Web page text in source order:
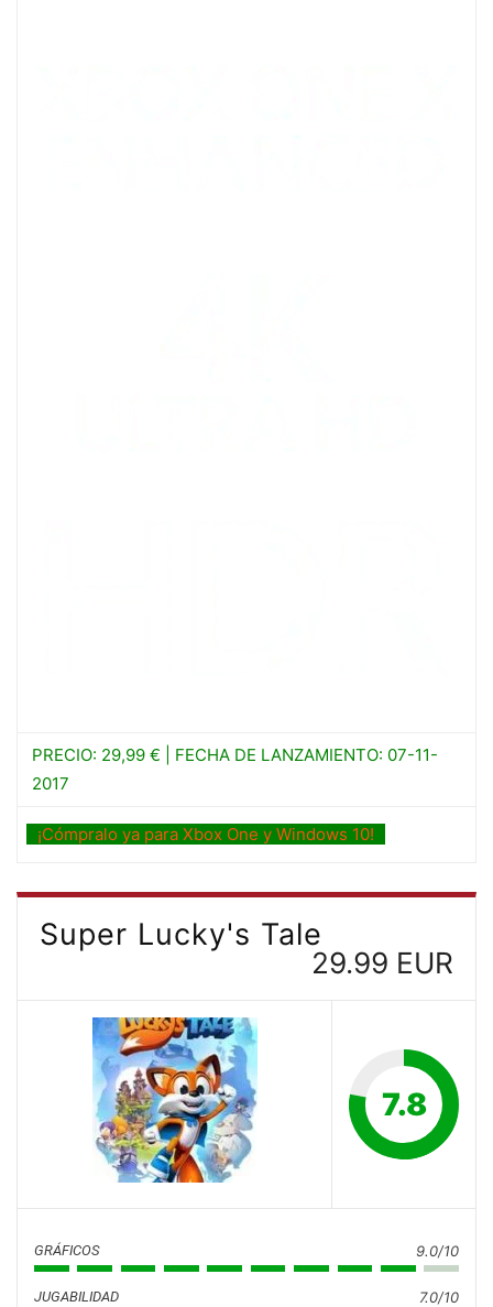
PRECIO: 29,99 € | FECHA DE LANZAMIENTO: 07-11-
2017
¡Cómpralo ya para Xbox One y Windows 10!
Super Lucky's Tale
29.99 EUR
7.8
GRÁFICOS 9.0/10
JUGABILIDAD 7.0/10